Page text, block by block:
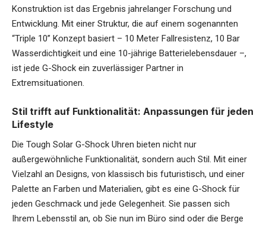
Konstruktion ist das Ergebnis jahrelanger Forschung und
Entwicklung. Mit einer Struktur, die auf einem sogenannten
“Triple 10” Konzept basiert – 10 Meter Fallresistenz, 10 Bar
Wasserdichtigkeit und eine 10-jährige Batterielebensdauer –,
ist jede G-Shock ein zuverlässiger Partner in
Extremsituationen.
Stil trifft auf Funktionalität: Anpassungen für jeden
Lifestyle
Die Tough Solar G-Shock Uhren bieten nicht nur
außergewöhnliche Funktionalität, sondern auch Stil. Mit einer
Vielzahl an Designs, von klassisch bis futuristisch, und einer
Palette an Farben und Materialien, gibt es eine G-Shock für
jeden Geschmack und jede Gelegenheit. Sie passen sich
Ihrem Lebensstil an, ob Sie nun im Büro sind oder die Berge